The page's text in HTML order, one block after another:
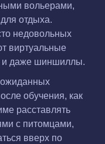
вольерами,
отдыха.
недовольных
виртуальные
и даже шиншиллы.
обучения, как
расставлять
с питомцами,
вверх по